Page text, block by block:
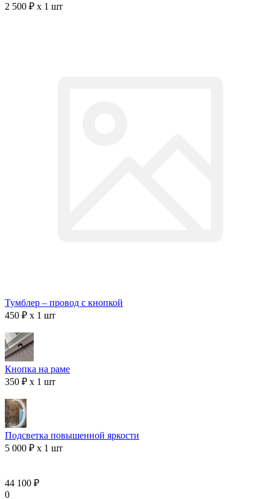
2 500 ₽ x 1 шт
Тумблер – провод с кнопкой
450 ₽ x 1 шт
Кнопка на раме
350 ₽ x 1 шт
Подсветка повышенной яркости
5 000 ₽ x 1 шт
44 100 ₽
0